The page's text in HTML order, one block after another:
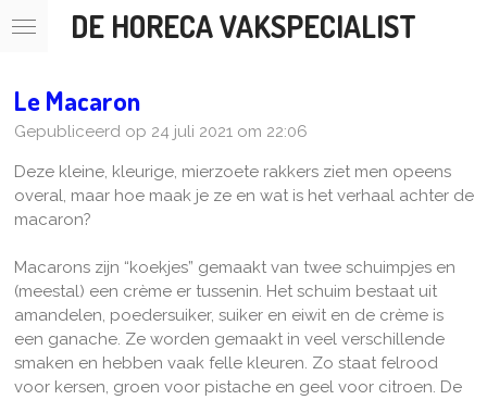
Ga
de
hoofdinhoud
DE HORECA VAKSPECIALIST
Le Macaron
Gepubliceerd op 24 juli 2021 om 22:06
Deze kleine, kleurige, mierzoete rakkers ziet men opeens
overal, maar hoe maak je ze en wat is het verhaal achter de
macaron?
Macarons zijn “koekjes” gemaakt van twee schuimpjes en
(meestal) een crème er tussenin. Het schuim bestaat uit
amandelen, poedersuiker, suiker en eiwit en de crème is
een ganache. Ze worden gemaakt in veel verschillende
smaken en hebben vaak felle kleuren. Zo staat felrood
voor kersen, groen voor pistache en geel voor citroen. De